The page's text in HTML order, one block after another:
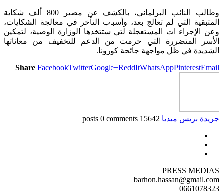
وطالب النائب البرلماني، بالكشف عن مصير 800 ألف شكاية
المتبقية التي لم تعالج بعد، وأسباب التأخر في معالجة الشكايات،
وعن الإجراء ات المستعجلة لتي ستتخدها الوزارة الوصية، لتمكين
الأسر المتضررة التي حرمت من الدعم للتخفيف من معاناتها
الشديدة في ظل مواجهة جائحة كورونا.
Share FacebookTwitterGoogle+ReddItWhatsAppPinterestEmail
جريدة بريس ميديا 15642 posts
0 comments
PRESS MEDIAS
barhon.hassan@gmail.com
0661078323